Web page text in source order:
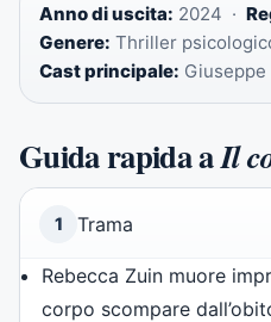
Anno di uscita: 2024 ·
Genere: Thriller
Cast principale:
Guida rapida aIl
1 Trama
Rebecca Zuin muore
corpo scompare